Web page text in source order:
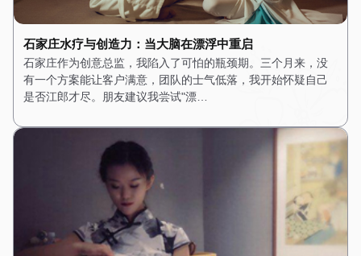
石家庄水疗与创造力：当大脑在漂浮中重启
石家庄作为创意总监，我陷入了可怕的瓶颈期。三个月来，没
有一个方案能让客户满意，团队的士气低落，我开始怀疑自己
是否江郎才尽。朋友建议我尝试"漂…